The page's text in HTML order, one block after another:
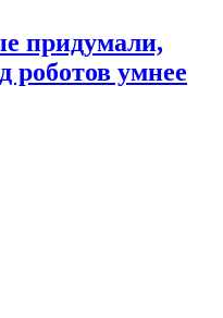
придумали,
роботов умнее